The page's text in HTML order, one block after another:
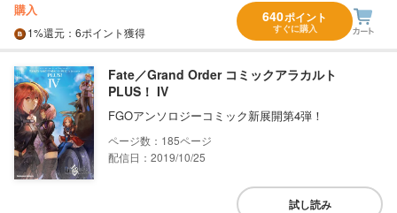
購入
1%還元 ：6ポイント獲得
640ポイント
すぐに購入
Fate／Grand Order コミックアラカルト
PLUS！ IV
FGOアンソロジーコミック新展開第4弾！
185
配信日：2019/10/25
試し読み